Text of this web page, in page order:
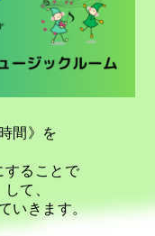
間》を
することで
て、
いきます。